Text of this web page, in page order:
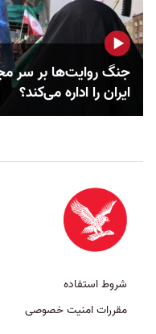
جنگ روایت‌ها بر سر
ایران را اداره می‌کند؟
شروط استفاده
مقررات امنیت خصوصی